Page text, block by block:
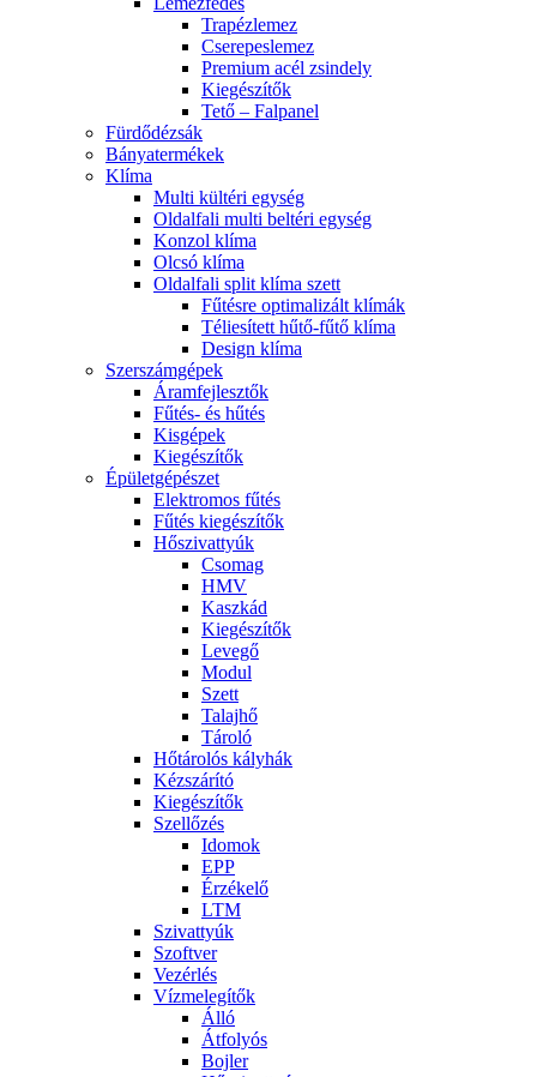
Trapézlemez
Cserepeslemez
Premium acél zsindely
Kiegészítők
Tető – Falpanel
Fürdődézsák
Bányatermékek
Klíma
Multi kültéri egység
Oldalfali multi beltéri egység
Konzol klíma
Olcsó klíma
Oldalfali split klíma szett
Fűtésre optimalizált klímák
Téliesített hűtő-fűtő klíma
Design klíma
Szerszámgépek
Áramfejlesztők
Fűtés- és hűtés
Kisgépek
Kiegészítők
Épületgépészet
Elektromos fűtés
Fűtés kiegészítők
Hőszivattyúk
Csomag
HMV
Kaszkád
Kiegészítők
Levegő
Modul
Szett
Talajhő
Tároló
Hőtárolós kályhák
Kézszárító
Kiegészítők
Szellőzés
Idomok
EPP
Érzékelő
LTM
Szivattyúk
Szoftver
Vezérlés
Vízmelegítők
Álló
Átfolyós
Bojler